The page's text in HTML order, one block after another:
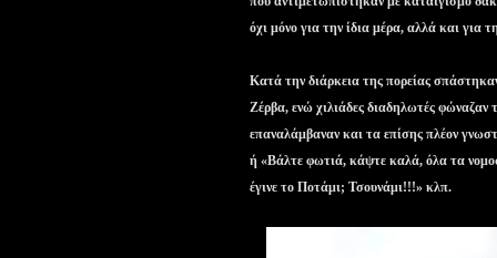
όχι μόνο για την ίδια μέρα, αλλά και για
Κατά την διάρκεια της πορείας
Ζέρβα, ενώ χιλιάδες διαδηλωτές
επαναλάμβαναν και τα επίσης πλέον
ή «Βάλτε φωτιά, κάψτε καλά, όλα τα
έγινε το Ποτάμι; Τσουνάμι!!!» κλπ.